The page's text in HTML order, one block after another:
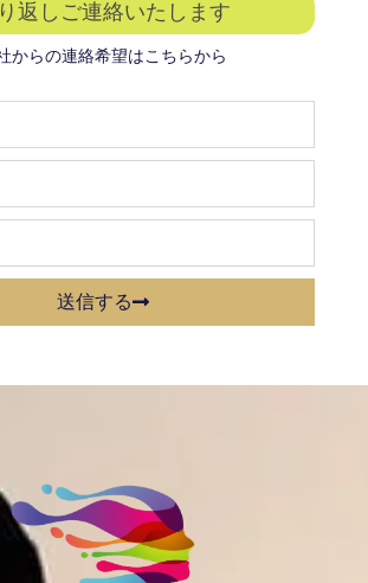
返しご連絡いたします
からの連絡希望はこちらから
送信する